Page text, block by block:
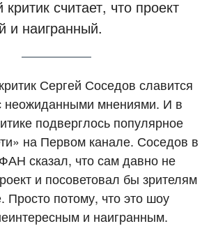
считает, что проект
и наигранный.
Сергей Соседов славится
неожиданными мнениями. И в
подверглось популярное
на Первом канале. Соседов в
сказал, что сам давно не
и посоветовал бы зрителям
Просто потому, что это шоу
и наигранным.